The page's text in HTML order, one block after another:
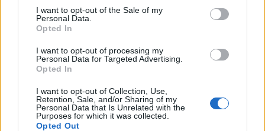
consent section.
I want to opt-out of the Sale of my
Personal Data.
Opted In
I want to opt-out of processing my
Personal Data for Targeted Advertising.
Opted In
I want to opt-out of Collection, Use,
Retention, Sale, and/or Sharing of my
Personal Data that Is Unrelated with the
Purposes for which it was collected.
Opted Out
Siete futbolistas se perderán la
Raúl Albiol o Brian Oliván.
¿Quiénes les reemplazarán en sus
Omar Mascarell (Elche, centrocampista, 870.000)